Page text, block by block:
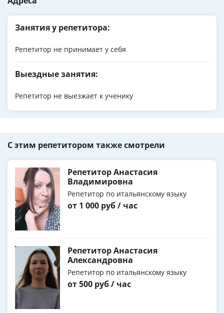
Занятия у репетитора:
Репетитор не принимает у себя
Выездные занятия:
Репетитор не выезжает к ученику
С этим репетитором также смотрели
Репетитор Анастасия
Владимировна
Репетитор по итальянскому языку
от 1 000 руб / час
Репетитор Анастасия
Александровна
Репетитор по итальянскому языку
от 500 руб / час